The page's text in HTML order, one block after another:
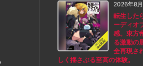
2026年8
転生した
ーディオ
感。東方
る激動の
全再現さ
しく揺さぶる至高の体験。